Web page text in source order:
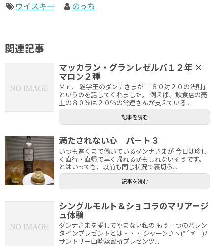
ウイスキー のっち
関連記事
マッカラン・グランレゼルバ１２年 ×
マロン２種
Ｍｒ. 雑学王のダンナさまが 「８０対２０の法則」
というのを話してくれました。 例えば、飲食店の売
上の８０％は２０％の常連さんが支えている...
記事を読む
満たされない心 パート３
いつも遅くまで働いているダンナさまが 今日は珍し
く直行・直帰で早く帰れるかもしれないそうです。
とはいっても、以前も同じ状況で裏切ら...
記事を読む
シングルモルト＆ショコラのマリアージ
ュ体験
ダンナさまを愛してやまない私の もう一つのバレン
タインプレゼントとは・・・ ジャーン♪ヽ(*´∀｀)ﾉ
サントリー山崎蒸留所プレゼンツ...